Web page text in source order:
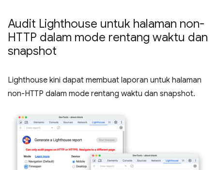
Audit Lighthouse untuk halaman non-
HTTP dalam mode rentang waktu dan
snapshot
Lighthouse kini dapat membuat laporan untuk halaman
non-HTTP dalam mode rentang waktu dan snapshot.